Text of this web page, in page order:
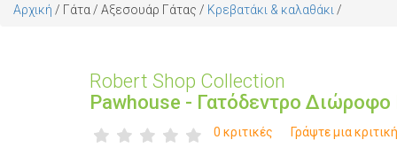
Αρχική / Γάτα / Αξεσουάρ Γάτας / Κρεβατάκι & καλαθάκι /
Robert Shop Collection
Pawhouse - Γατόδεντρο
0 κριτικές Γράψτε μια κριτική